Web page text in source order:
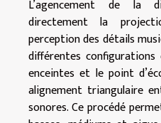
L’agencement de la
directement la
perception des détails
différentes
enceintes et le point
alignement triangulaire
sonores. Ce procédé